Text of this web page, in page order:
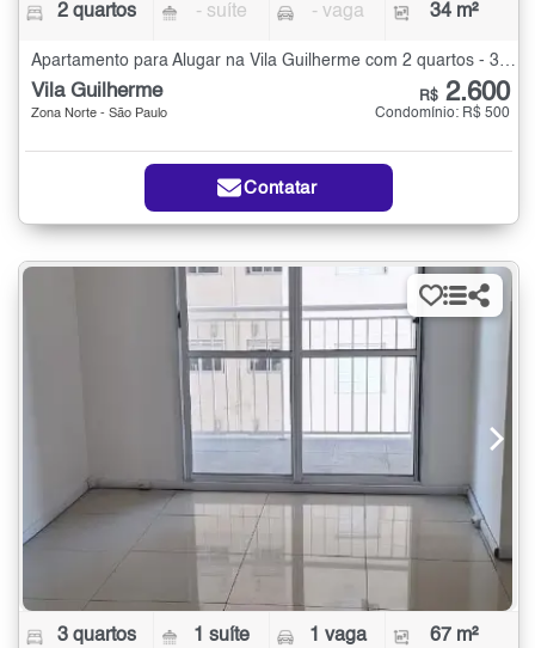
2 quartos - suíte - vaga 34 m²
Apartamento para Alugar na Vila Guilherme com 2 quartos - 34 m²
Vila Guilherme
Zona Norte - São Paulo
R$ 2.600
Condomínio: R$ 500
Contatar
3 quartos 1 suíte 1 vaga 67 m²